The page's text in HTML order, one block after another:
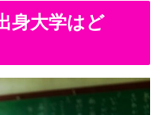
身大学はど